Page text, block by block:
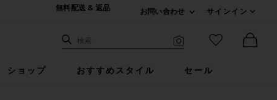
無料配送 & 返品
お問い合わせ
サインイン
サイト検索
検索
お気に入り
ショップ おすすめスタイル セール